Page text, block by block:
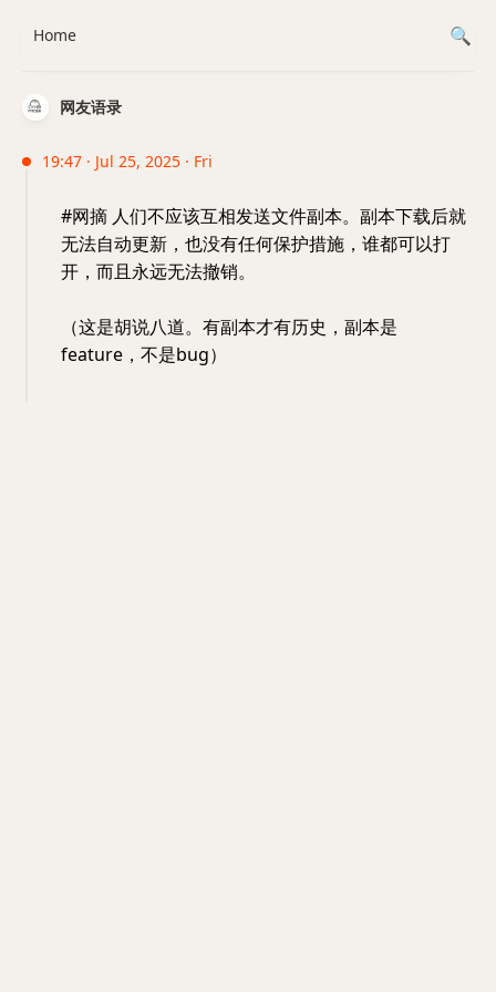
网友语录
19:47 · Jul 25, 2025 · Fri
#网摘 人们不应该互相发送文件副本。副本下载后就
无法自动更新，也没有任何保护措施，谁都可以打
开，而且永远无法撤销。
（这是胡说八道。有副本才有历史，副本是
feature，不是bug）
Home